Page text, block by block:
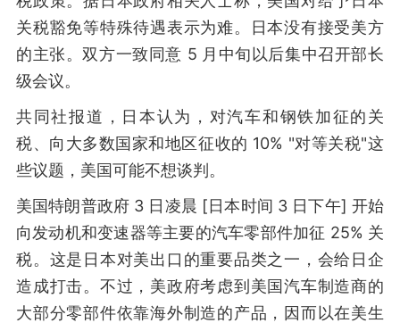
关税豁免等特殊待遇表示为难。日本没有接受美方
的主张。双方一致同意 5 月中旬以后集中召开部长
级会议。
共同社报道，日本认为，对汽车和钢铁加征的关
税、向大多数国家和地区征收的 10% "对等关税"这
些议题，美国可能不想谈判。
美国特朗普政府 3 日凌晨 [日本时间 3 日下午] 开始
向发动机和变速器等主要的汽车零部件加征 25% 关
税。这是日本对美出口的重要品类之一，会给日企
造成打击。不过，美政府考虑到美国汽车制造商的
大部分零部件依靠海外制造的产品，因而以在美生